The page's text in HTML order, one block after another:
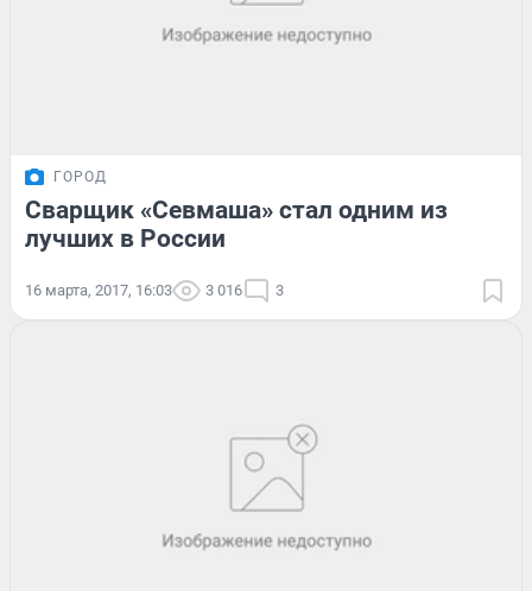
ГОРОД
Сварщик «Севмаша» стал одним из
лучших в России
16 марта, 2017, 16:03 3 016 3